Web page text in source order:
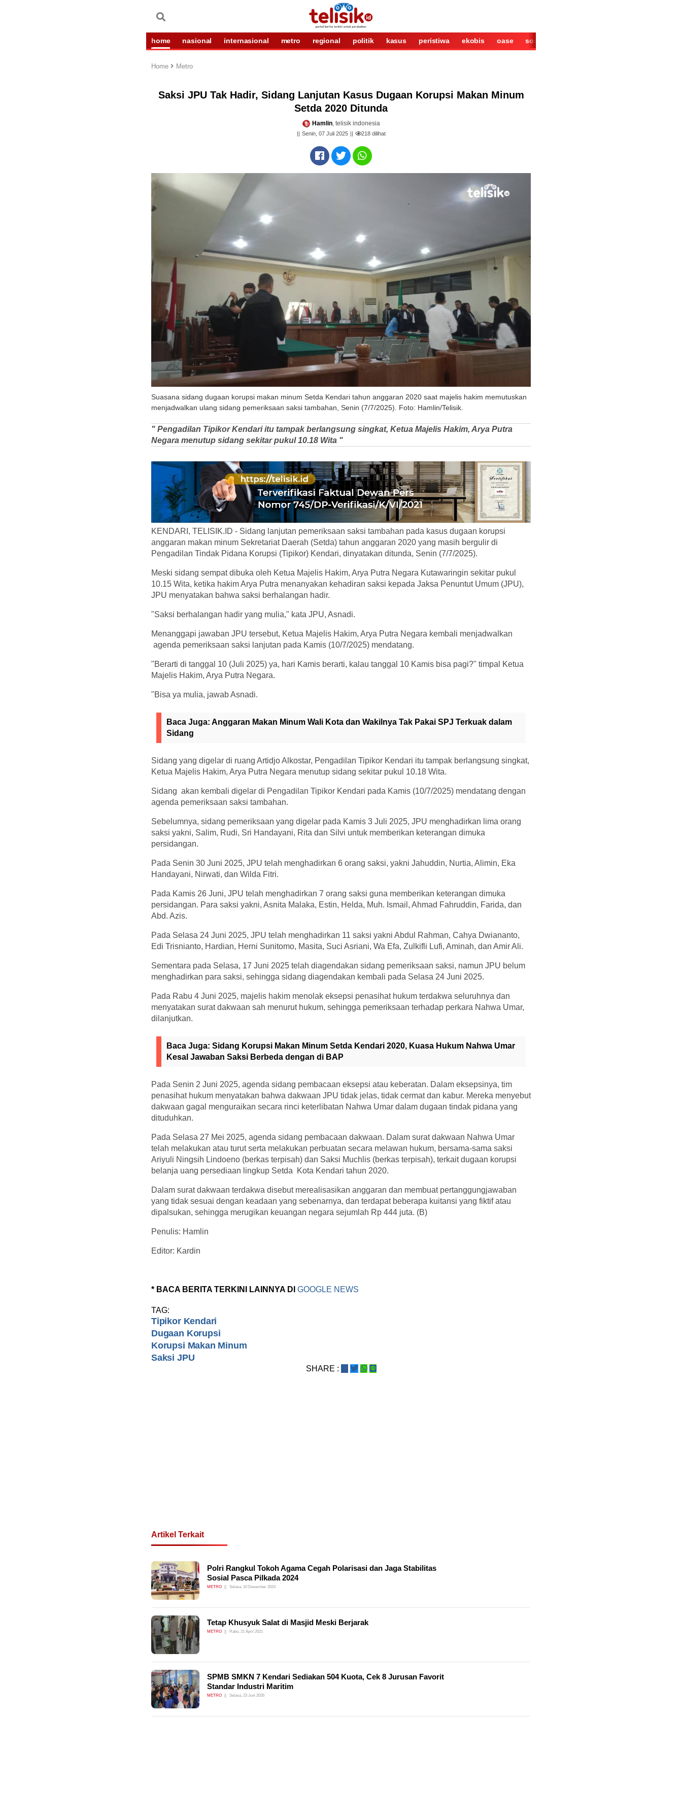
home nasional internasional metro regional politik kasus peristiwa ekobis oase sosok
Home Metro
Saksi JPU Tak Hadir, Sidang Lanjutan Kasus Dugaan Korupsi Makan Minum
Setda 2020 Ditunda
Hamlin, telisik indonesia
Senin, 07 Juli 2025 218dilihat
Suasana sidang dugaan korupsi makan minum Setda Kendari tahun anggaran 2020 saat majelis hakim memutuskan
menjadwalkan ulang sidang pemeriksaan saksi tambahan, Senin (7/7/2025). Foto: Hamlin/Telisik.
" Pengadilan Tipikor Kendari itu tampak berlangsung singkat, Ketua Majelis Hakim, Arya Putra
Negara menutup sidang sekitar pukul 10.18 Wita "
KENDARI, TELISIK.ID - Sidang lanjutan pemeriksaan saksi tambahan pada kasus dugaan korupsi
anggaran makan minum Sekretariat Daerah (Setda) tahun anggaran 2020 yang masih bergulir di
Pengadilan Tindak Pidana Korupsi (Tipikor) Kendari, dinyatakan ditunda, Senin (7/7/2025).
Meski sidang sempat dibuka oleh Ketua Majelis Hakim, Arya Putra Negara Kutawaringin sekitar pukul
10.15 Wita, ketika hakim Arya Putra menanyakan kehadiran saksi kepada Jaksa Penuntut Umum (JPU),
JPU menyatakan bahwa saksi berhalangan hadir.
"Saksi berhalangan hadir yang mulia," kata JPU, Asnadi.
Menanggapi jawaban JPU tersebut, Ketua Majelis Hakim, Arya Putra Negara kembali menjadwalkan
agenda pemeriksaan saksi lanjutan pada Kamis (10/7/2025) mendatang.
"Berarti di tanggal 10 (Juli 2025) ya, hari Kamis berarti, kalau tanggal 10 Kamis bisa pagi?" timpal Ketua
Majelis Hakim, Arya Putra Negara.
"Bisa ya mulia, jawab Asnadi.
Baca Juga: Anggaran Makan Minum Wali Kota dan Wakilnya Tak Pakai SPJ Terkuak dalam
Sidang
Sidang yang digelar di ruang Artidjo Alkostar, Pengadilan Tipikor Kendari itu tampak berlangsung singkat,
Ketua Majelis Hakim, Arya Putra Negara menutup sidang sekitar pukul 10.18 Wita.
Sidang akan kembali digelar di Pengadilan Tipikor Kendari pada Kamis (10/7/2025) mendatang dengan
agenda pemeriksaan saksi tambahan.
Sebelumnya, sidang pemeriksaan yang digelar pada Kamis 3 Juli 2025, JPU menghadirkan lima orang
saksi yakni, Salim, Rudi, Sri Handayani, Rita dan Silvi untuk memberikan keterangan dimuka
persidangan.
Pada Senin 30 Juni 2025, JPU telah menghadirkan 6 orang saksi, yakni Jahuddin, Nurtia, Alimin, Eka
Handayani, Nirwati, dan Wilda Fitri.
Pada Kamis 26 Juni, JPU telah menghadirkan 7 orang saksi guna memberikan keterangan dimuka
persidangan. Para saksi yakni, Asnita Malaka, Estin, Helda, Muh. Ismail, Ahmad Fahruddin, Farida, dan
Abd. Azis.
Pada Selasa 24 Juni 2025, JPU telah menghadirkan 11 saksi yakni Abdul Rahman, Cahya Dwiananto,
Edi Trisnianto, Hardian, Herni Sunitomo, Masita, Suci Asriani, Wa Efa, Zulkifli Lufi, Aminah, dan Amir Ali.
Sementara pada Selasa, 17 Juni 2025 telah diagendakan sidang pemeriksaan saksi, namun JPU belum
menghadirkan para saksi, sehingga sidang diagendakan kembali pada Selasa 24 Juni 2025.
Pada Rabu 4 Juni 2025, majelis hakim menolak eksepsi penasihat hukum terdakwa seluruhnya dan
menyatakan surat dakwaan sah menurut hukum, sehingga pemeriksaan terhadap perkara Nahwa Umar,
dilanjutkan.
Baca Juga: Sidang Korupsi Makan Minum Setda Kendari 2020, Kuasa Hukum Nahwa Umar
Kesal Jawaban Saksi Berbeda dengan di BAP
Pada Senin 2 Juni 2025, agenda sidang pembacaan eksepsi atau keberatan. Dalam eksepsinya, tim
penasihat hukum menyatakan bahwa dakwaan JPU tidak jelas, tidak cermat dan kabur. Mereka menyebut
dakwaan gagal menguraikan secara rinci keterlibatan Nahwa Umar dalam dugaan tindak pidana yang
dituduhkan.
Pada Selasa 27 Mei 2025, agenda sidang pembacaan dakwaan. Dalam surat dakwaan Nahwa Umar
telah melakukan atau turut serta melakukan perbuatan secara melawan hukum, bersama-sama saksi
Ariyuli Ningsih Lindoeno (berkas terpisah) dan Saksi Muchlis (berkas terpisah), terkait dugaan korupsi
belanja uang persediaan lingkup Setda Kota Kendari tahun 2020.
Dalam surat dakwaan terdakwa disebut merealisasikan anggaran dan membuat pertanggungjawaban
yang tidak sesuai dengan keadaan yang sebenarnya, dan terdapat beberapa kuitansi yang fiktif atau
dipalsukan, sehingga merugikan keuangan negara sejumlah Rp 444 juta. (B)
Penulis: Hamlin
Editor: Kardin
* BACA BERITA TERKINI LAINNYA DI GOOGLE NEWS
TAG:
Tipikor Kendari
Dugaan Korupsi
Korupsi Makan Minum
Saksi JPU
SHARE :
Artikel Terkait
Polri Rangkul Tokoh Agama Cegah Polarisasi dan Jaga Stabilitas
Sosial Pasca Pilkada 2024
METRO Selasa, 10 Desember 2024
Tetap Khusyuk Salat di Masjid Meski Berjarak
METRO Rabu, 21 April 2021
SPMB SMKN 7 Kendari Sediakan 504 Kuota, Cek 8 Jurusan Favorit
Standar Industri Maritim
METRO Selasa, 23 Juni 2026